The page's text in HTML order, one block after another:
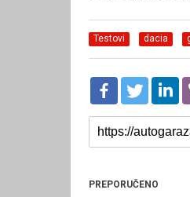
Testovi dacia
PREPORUČENO